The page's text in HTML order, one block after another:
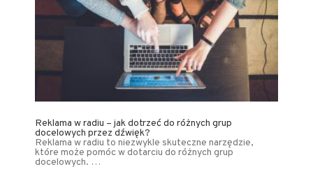
Reklama w radiu – jak dotrzeć do różnych grup
docelowych przez dźwięk?
Reklama w radiu to niezwykle skuteczne narzędzie,
które może pomóc w dotarciu do różnych grup
docelowych. …